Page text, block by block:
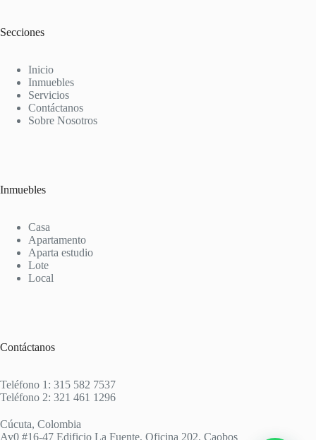
Secciones
Inicio
Inmuebles
Servicios
Contáctanos
Sobre Nosotros
Inmuebles
Casa
Apartamento
Aparta estudio
Lote
Local
Contáctanos
Teléfono 1: 315 582 7537
Teléfono 2: 321 461 1296
Cúcuta, Colombia
Av0 #16-47 Edificio La Fuente, Oficina 202, Caobos